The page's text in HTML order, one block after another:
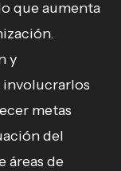
que aumenta
y
involucrarlos
metas
del
áreas de